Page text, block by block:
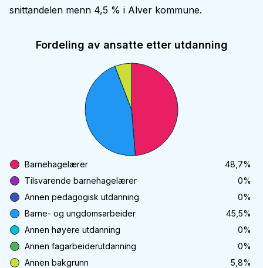
snittandelen menn 4,5 % i Alver kommune.
Fordeling av ansatte etter utdanning
Barnehagelærer 48,7%
Tilsvarende barnehagelærer
0%
Annen pedagogisk utdanning
0%
Barne- og ungdomsarbeider
45,5%
Annen høyere utdanning
0%
Annen fagarbeiderutdanning
0%
Annen bakgrunn
5,8%